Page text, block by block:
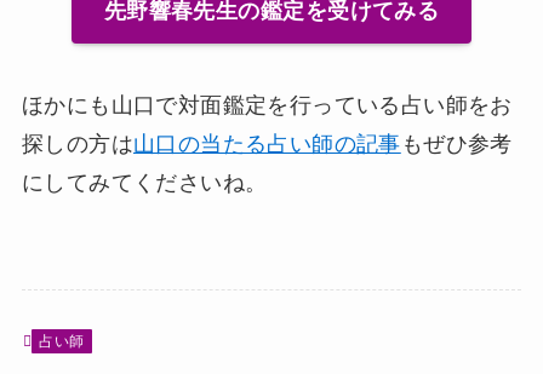
先野響春先生の鑑定を受けてみる
ほかにも山口で対面鑑定を行っている占い師をお
探しの方は山口の当たる占い師の記事 もぜひ参考
にしてみてくださいね。
占い師